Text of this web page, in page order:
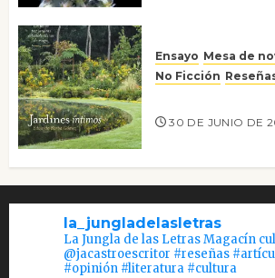
Ensayo Mesa de
No Ficción
30 DE JUNIO DE
la_jungladelasletras
La Jungla de las Letras Magacín
@jacastroescritor #reseñas
#opinión #literatura #cultura